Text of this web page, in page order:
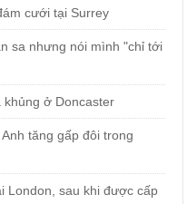
cưới tại Surrey
sa nhưng nói mình "chỉ tới
khủng ở Doncaster
tăng gấp đôi trong
London, sau khi được cấp